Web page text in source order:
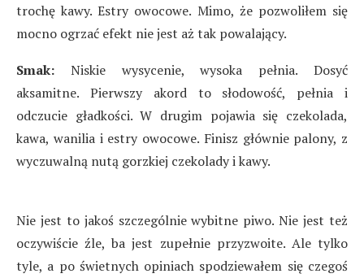
trochę kawy. Estry owocowe. Mimo, że pozwoliłem się
mocno ogrzać efekt nie jest aż tak powalający.
Smak: Niskie wysycenie, wysoka pełnia. Dosyć
aksamitne. Pierwszy akord to słodowość, pełnia i
odczucie gładkości. W drugim pojawia się czekolada,
kawa, wanilia i estry owocowe. Finisz głównie palony, z
wyczuwalną nutą gorzkiej czekolady i kawy.
Nie jest to jakoś szczególnie wybitne piwo. Nie jest też
oczywiście źle, ba jest zupełnie przyzwoite. Ale tylko
tyle, a po świetnych opiniach spodziewałem się czegoś